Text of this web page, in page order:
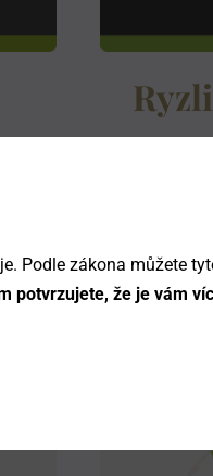
Podle zákona můžete
potvrzujete, že je vám